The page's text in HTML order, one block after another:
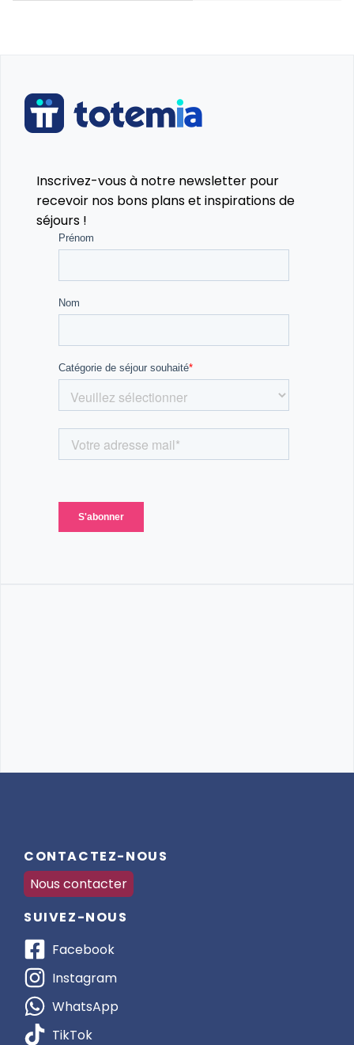
Inscrivez-vous à notre newsletter pour
recevoir nos bons plans et inspirations de
séjours !
CONTACTEZ-NOUS
Nous contacter
SUIVEZ-NOUS
Facebook
Instagram
WhatsApp
TikTok